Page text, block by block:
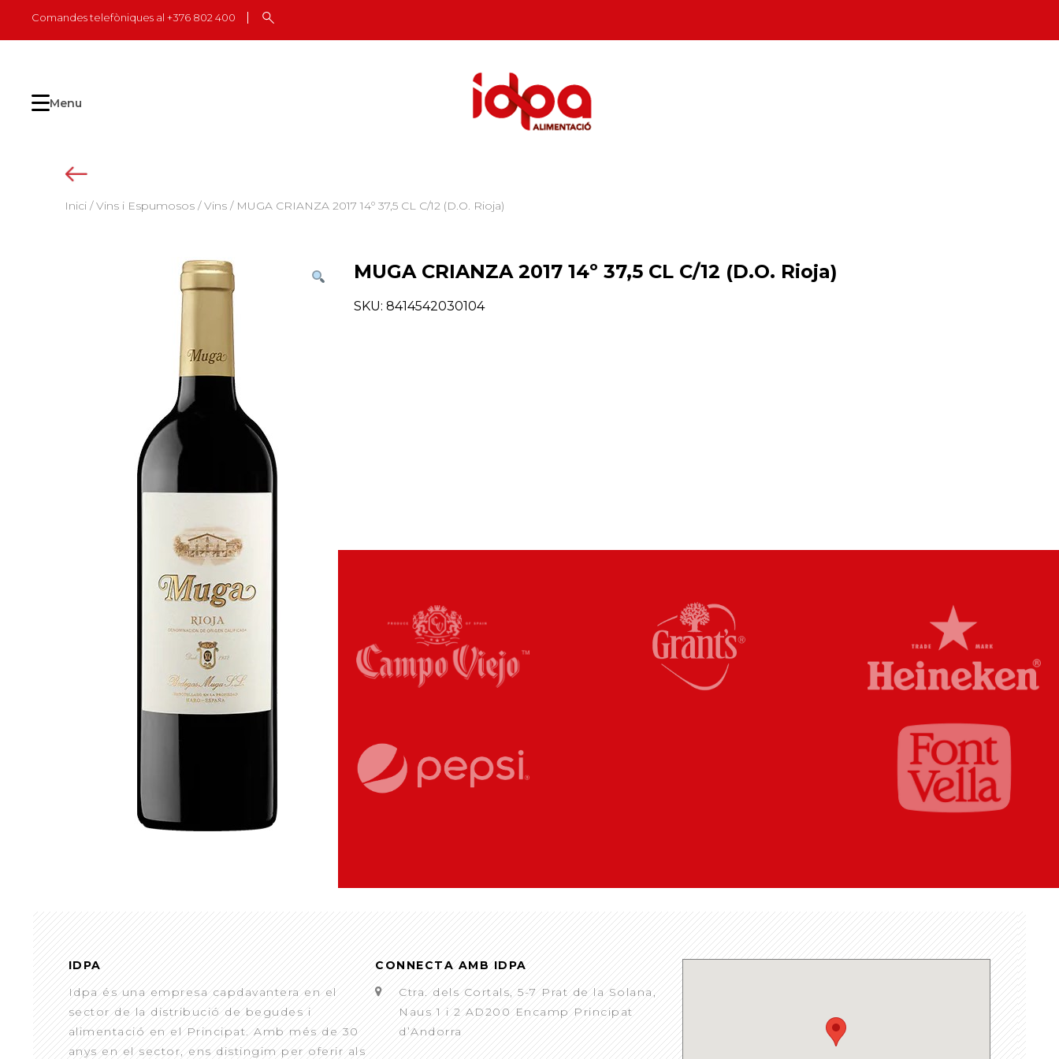
content
Comandes telefòniques al +376 802 400
Menu
Inici /Vins i Espumosos /Vins / MUGA CRIANZA 2017 14º 37,5 CL C/12 (D.O. Rioja)
MUGA CRIANZA 2017 14º 37,5 CL C/12 (D.O. Rioja)
SKU: 8414542030104
IDPA
Idpa és una empresa capdavantera en el
sector de la distribució de begudes i
alimentació en el Principat. Amb més de 30
anys en el sector, ens distingim per oferir als
CONNECTA AMB IDPA
Ctra. dels Cortals, 5-7 Prat de la Solana,
Naus 1 i 2 AD200 Encamp Principat
d’Andorra